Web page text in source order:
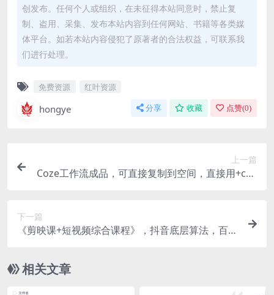
创发布。任何个人或组织，在未征得本站同意时，禁止复
制、盗用、采集、发布本站内容到任何网站、书籍等各类媒
体平台。如若本站内容侵犯了原著者的合法权益，可联系我
们进行处理。
免费资源 红叶资源
hongye 分享 收藏 点赞(0)
上一篇
Coze工作流成品，可直接复制到空间，直接用+coz
下一篇
《剪映课+短视频综合课程》，抖音底层算法，百万
相关文章